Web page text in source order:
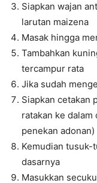
Siapkan wajan
larutan maizena
Masak hingga
Tambahkan
tercampur rata
Jika sudah
Siapkan cetakan
ratakan ke
penekan adonan)
Kemudian tusuk-
dasarnya
Masukkan